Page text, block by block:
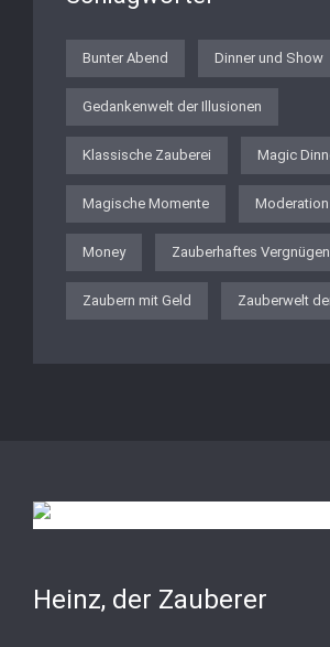
Bunter Abend Dinner und Show
Gedankenwelt der Illusionen
Klassische Zauberei Magic
Magische Momente Moderation
Money Zauberhaftes Vergnügen
Zaubern mit Geld Zauberwelt
Heinz, der Zauberer